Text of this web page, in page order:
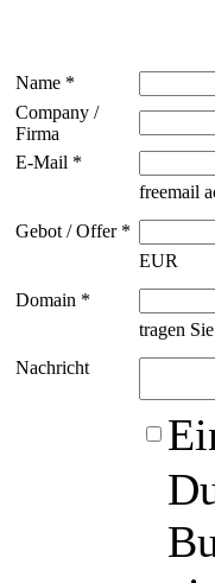
Name *
Company /
Firma
E-Mail *
freemail
Gebot / Offer *
EUR
Domain *
tragen
Nachricht